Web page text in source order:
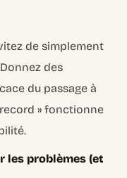
de simplement
des
du passage à
» fonctionne
les problèmes (et